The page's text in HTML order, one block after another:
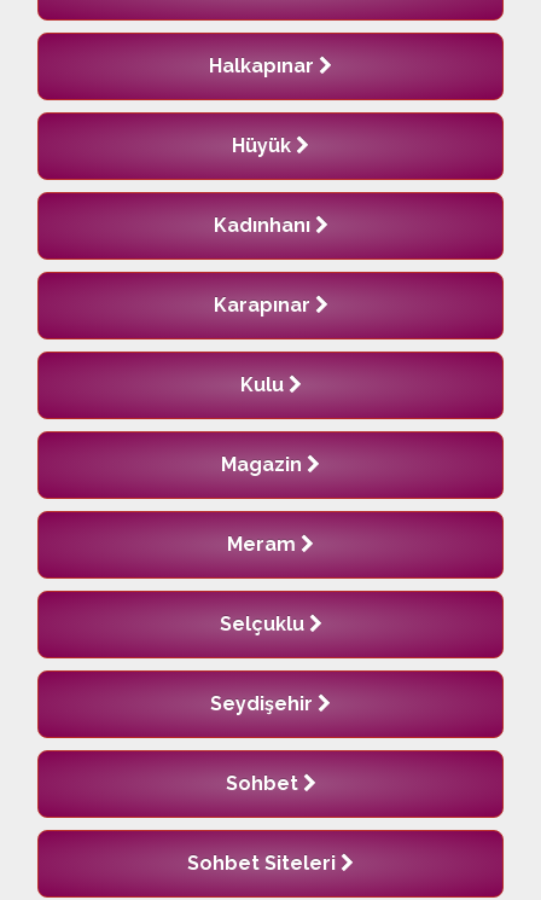
Halkapınar
Hüyük
Kadınhanı
Karapınar
Kulu
Magazin
Meram
Selçuklu
Seydişehir
Sohbet
Sohbet Siteleri